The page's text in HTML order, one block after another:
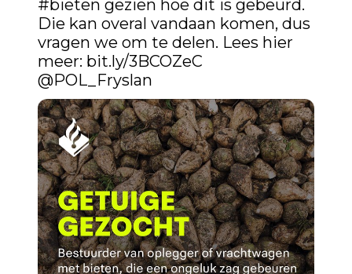
#bieten gezien hoe dit is gebeurd.
Die kan overal vandaan komen, dus
vragen we om te delen. Lees hier
meer: bit.ly/3BCOZeC
@POL_Fryslan